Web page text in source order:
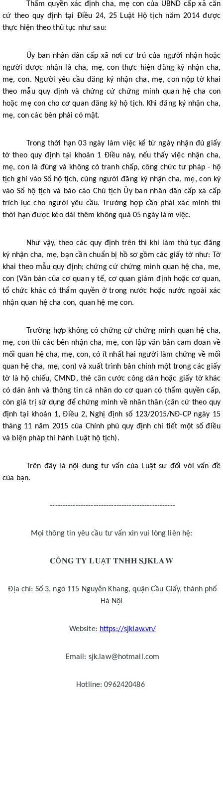
Thẩm quyền xác định cha, mẹ con của UBND cấp xã căn
cứ theo quy định tại Điều 24, 25 Luật Hộ tịch năm 2014 được
thực hiện theo thủ tục như sau:
Ủy ban nhân dân cấp xã nơi cư trú của người nhận hoặc
người được nhận là cha, mẹ, con thực hiện đăng ký nhận cha,
mẹ, con. Người yêu cầu đăng ký nhận cha, mẹ, con nộp tờ khai
theo mẫu quy định và chứng cứ chứng minh quan hệ cha con
hoặc mẹ con cho cơ quan đăng ký hộ tịch. Khi đăng ký nhận cha,
mẹ, con các bên phải có mặt.
Trong thời hạn 03 ngày làm việc kể từ ngày nhận đủ giấy
tờ theo quy định tại khoản 1 Điều này, nếu thấy việc nhận cha,
mẹ, con là đúng và không có tranh chấp, công chức tư pháp - hộ
tịch ghi vào Sổ hộ tịch, cùng người đăng ký nhận cha, mẹ, con ký
vào Sổ hộ tịch và báo cáo Chủ tịch Ủy ban nhân dân cấp xã cấp
trích lục cho người yêu cầu. Trường hợp cần phải xác minh thì
thời hạn được kéo dài thêm không quá 05 ngày làm việc.
Như vậy, theo các quy định trên thì khi làm thủ tục đăng
ký nhận cha, mẹ, bạn cần chuẩn bị hồ sơ gồm các giấy tờ như: Tờ
khai theo mẫu quy định; chứng cứ chứng minh quan hệ cha, me,
con (Văn bản của cơ quan y tế, cơ quan giám định hoặc cơ quan,
tổ chức khác có thẩm quyền ở trong nước hoặc nước ngoài xác
nhận quan hệ cha con, quan hệ mẹ con.
Trường hợp không có chứng cứ chứng minh quan hệ cha,
mẹ, con thì các bên nhận cha, mẹ, con lập văn bản cam đoan về
mối quan hệ cha, mẹ, con, có ít nhất hai người làm chứng về mối
quan hệ cha, mẹ, con) và xuất trình bản chính một trong các giấy
tờ là hộ chiếu, CMND, thẻ căn cước công dân hoặc giấy tờ khác
có dán ảnh và thông tin cá nhân do cơ quan có thẩm quyền cấp,
còn giá trị sử dụng để chứng minh về nhân thân (căn cứ theo quy
định tại khoản 1, Điều 2, Nghị định số 123/2015/NĐ-CP ngày 15
tháng 11 năm 2015 của Chính phủ quy định chi tiết một số điều
và biện pháp thi hành Luật hộ tịch).
Trên đây là nội dung tư vấn của Luật sư đối với vấn đề
của bạn.
-------------------------------------------------
Mọi thông tin yêu cầu tư vấn xin vui lòng liên hệ:
𝐂Ô𝐍𝐆 𝐓𝐘 𝐋𝐔Ậ𝐓 𝐓𝐍𝐇𝐇 𝐒𝐉𝐊𝐋𝐀𝐖
Địa chỉ: Số 3, ngõ 115 Nguyễn Khang, quận Cầu Giấy, thành phố
Hà Nội
Website: https://sjklaw.vn/
Email: sjk.law@hotmail.com
Hotline: 0962420486